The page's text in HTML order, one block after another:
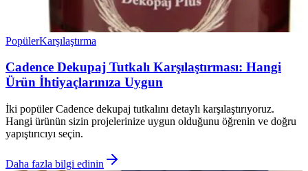
PopülerKarşılaştırma
Cadence Dekupaj Tutkalı Karşılaştırması: Hangi
Ürün İhtiyaçlarınıza Uygun
İki popüler Cadence dekupaj tutkalını detaylı karşılaştırıyoruz.
Hangi ürünün sizin projelerinize uygun olduğunu öğrenin ve doğru
yapıştırıcıyı seçin.
Daha fazla bilgi edinin